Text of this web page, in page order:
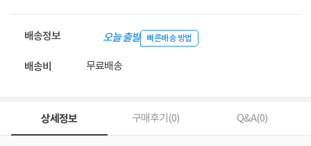
배송정보 오늘 출발 빠른배송 방법
배송비 무료배송
상세정보 구매후기(0) Q&A(0)